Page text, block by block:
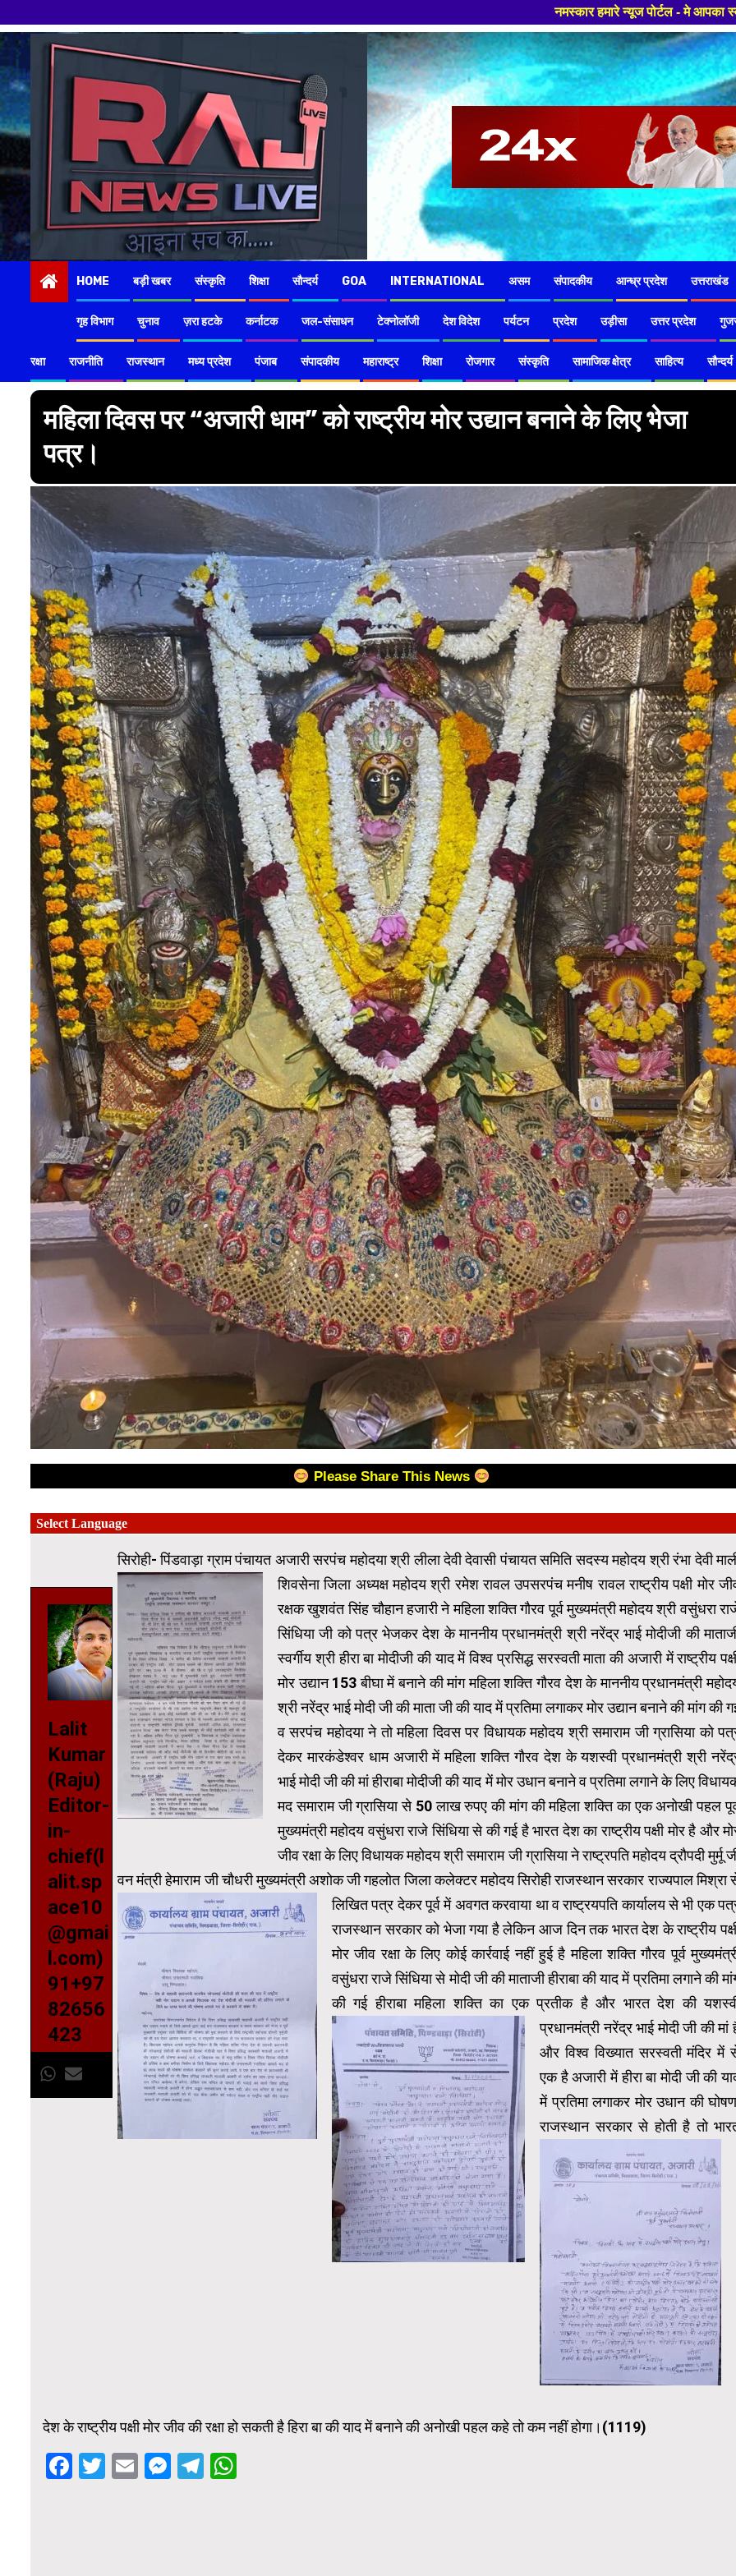
नमस्कार हमारे न्यूज पोर्टल - मे आपका स्वागत हैं ,यहाँ आपको हमेशा ताजा
Skip
to
content
HOME बड़ी खबर संस्कृति शिक्षा सौन्दर्य GOA INTERNATIONAL असम संपादकीय आन्ध्र प्रदेश उत्तराखंड
गृह विभाग चुनाव ज़रा हटके कर्नाटक जल-संसाधन टेक्नोलॉजी देश विदेश पर्यटन प्रदेश उड़ीसा उत्तर प्रदेश
रक्षा राजनीति राजस्थान मध्य प्रदेश पंजाब संपादकीय महाराष्ट्र शिक्षा रोजगार संस्कृति सामाजिक क्षेत्र साहित्य सौन्दर्य
महिला दिवस पर “अजारी धाम” को राष्ट्रीय मोर उद्यान बनाने के लिए भेजा
पत्र।
Please Share This News
Lalit
Kumar
(Raju)
Editor-
in-
chief(l
alit.sp
ace10
@gmai
l.com)
91+97
82656
423
सिरोही- पिंडवाड़ा ग्राम पंचायत अजारी सरपंच महोदया श्री लीला देवी देवासी पंचायत समिति सदस्य महोदय श्री रंभा देवी
शिवसेना जिला अध्यक्ष महोदय श्री रमेश रावल उपसरपंच मनीष रावल राष्ट्रीय पक्षी मोर
रक्षक खुशवंत सिंह चौहान हजारी ने महिला शक्ति गौरव पूर्व मुख्यमंत्री महोदय श्री वसुंधरा
सिंधिया जी को पत्र भेजकर देश के माननीय प्रधानमंत्री श्री नरेंद्र भाई मोदीजी की
स्वर्गीय श्री हीरा बा मोदीजी की याद में विश्व प्रसिद्ध सरस्वती माता की अजारी में राष्ट्रीय
मोर उद्यान 153 बीघा में बनाने की मांग महिला शक्ति गौरव देश के माननीय प्रधानमंत्री
श्री नरेंद्र भाई मोदी जी की माता जी की याद में प्रतिमा लगाकर मोर उद्यान बनाने की मांग की
व सरपंच महोदया ने तो महिला दिवस पर विधायक महोदय श्री समाराम जी ग्रासिया को
देकर मारकंडेश्वर धाम अजारी में महिला शक्ति गौरव देश के यशस्वी प्रधानमंत्री श्री
भाई मोदी जी की मां हीराबा मोदीजी की याद में मोर उधान बनाने व प्रतिमा लगाने के लिए
मद समाराम जी ग्रासिया से 50 लाख रुपए की मांग की महिला शक्ति का एक अनोखी पहल
मुख्यमंत्री महोदय वसुंधरा राजे सिंधिया से की गई है भारत देश का राष्ट्रीय पक्षी मोर है और
जीव रक्षा के लिए विधायक महोदय श्री समाराम जी ग्रासिया ने राष्ट्रपति महोदय द्रौपदी मुर्मू
वन मंत्री हेमाराम जी चौधरी मुख्यमंत्री अशोक जी गहलोत जिला कलेक्टर महोदय सिरोही राजस्थान सरकार राज्यपाल मिश्रा
लिखित पत्र देकर पूर्व में अवगत करवाया थाव राष्ट्रयपति कार्यालय से भी एक
राजस्थान सरकार को भेजा गया है लेकिन आज दिन तक भारत देश के राष्ट्रीय
मोर जीव रक्षा के लिए कोई कार्रवाई नहीं हुई है महिला शक्ति गौरव पूर्व
वसुंधरा राजे सिंधिया से मोदी जी की माताजी हीराबा की याद में प्रतिमा लगाने की
की गई हीराबा महिला शक्ति का एक प्रतीक हैऔर भारत देश की
प्रधानमंत्री नरेंद्र भाई मोदी जी की मां
और विश्व विख्यात सरस्वती मंदिर में
एक है अजारी में हीरा बा मोदी जी की
में प्रतिमा लगाकर मोर उधान की
राजस्थान सरकार से होती है तो
देश के राष्ट्रीय पक्षी मोर जीव की रक्षा हो सकती है हिरा बा की याद में बनाने की अनोखी पहल कहे तो कम नहीं होगा।(1119)
Facebook
Twitter
EmailMessenger
Telegram